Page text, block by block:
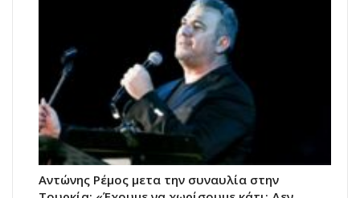
Αντώνης Ρέμος μετα την συναυλία στην